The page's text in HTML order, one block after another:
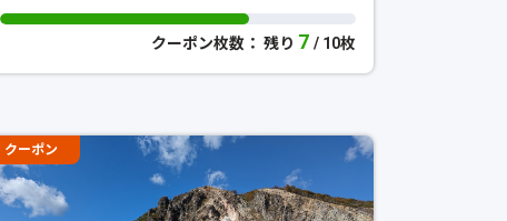
クーポン枚数： 残り 7 / 10枚
クーポン